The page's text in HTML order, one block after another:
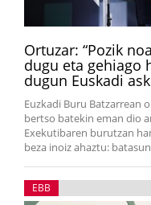
Ortuzar: “Pozik
dugu eta gehiago
dugun Euskadi
Euzkadi Buru Batzarrean
bertso batekin eman dio
Exekutibaren burutzan
beza inoiz ahaztu:
EBB